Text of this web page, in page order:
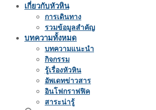
เกี่ยวกับหัวหิน
การเดินทาง
รวมข้อมูลสำคัญ
บทความทั้งหมด
บทความแนะนำ
กิจกรรม
รู้เรื่องหัวหิน
อัพเดทข่าวสาร
อินโฟกราฟฟิค
สาระน่ารู้